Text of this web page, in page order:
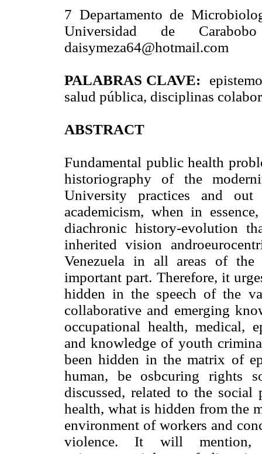
7 Departamento de
Universidad de
daisymeza64@hotmail.com
PALABRAS CLAVE:
salud pública, disciplinas
ABSTRACT
Fundamental public health
historiography of the
University practices and
academicism, when in
diachronic history-evolution
inherited vision
Venezuela in all areas of
important part. Therefore, it
hidden in the speech of the
collaborative and emerging
occupational health, medical,
and knowledge of youth
been hidden in the matrix of
human, be osbcuring rights
discussed, related to the
health, what is hidden from the
environment of workers and
violence. It will mention,